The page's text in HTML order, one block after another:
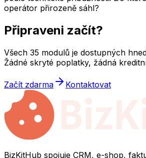
operátor přirozeně sáhl?
Připraveni začít?
Všech 35 modulů je dostupných
Žádné skryté poplatky, žádná
Začít zdarma Kontaktovat
BizKitHub spojuje CRM, e-shop,